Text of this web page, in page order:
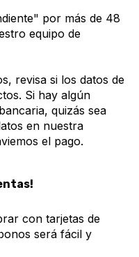
por más de 48
equipo de
revisa si los datos de
Si hay algún
quizás sea
en nuestra
el pago.
con tarjetas de
será fácil y